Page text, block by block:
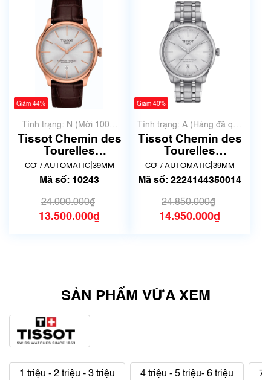
Giảm 44%
Tình trạng: N (Mới 100%
chưa qua sử dụng)
Tissot Chemin des
Tourelles
Powermatic 80
T139.807.36.031.00
CƠ / AUTOMATIC| 39MM
Mã số: 10243
24.000.000₫
13.500.000₫
Giảm 40%
Tình trạng: A (Hàng đã qua
sử dụng nhưng rất đẹp,
không có xước)
Tissot Chemin des
Tourelles
Powermatic 80
T139.807.11.031.00
CƠ / AUTOMATIC| 39MM
Mã số: 2224144350014
24.850.000₫
14.950.000₫
SẢN PHẨM VỪA XEM
1 triệu - 2 triệu - 3 triệu 4 triệu - 5 triệu- 6 triệu 7